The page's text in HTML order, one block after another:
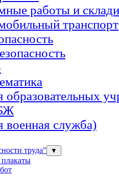
работы и
транспорт
образовательных
служба)
труда" ▼